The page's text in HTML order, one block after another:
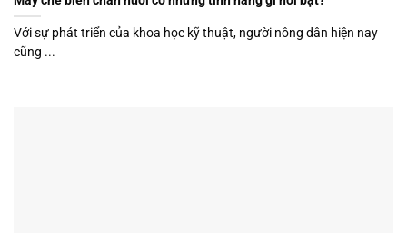
Với sự phát triển của khoa học kỹ thuật, người nông dân hiện nay
cũng ...